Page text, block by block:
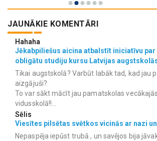
JAUNĀKIE KOMENTĀRI
Hahaha
Jēkabpiliešus aicina atbalstīt iniciatīvu par
obligātu studiju kursu Latvijas
Tikai augstskolā? Varbūt labāk tad, kad jau
aizgājuši?
To var sākt mācīt jau pamatskolas
vidusskolā!!...
Sēlis
Viesītes pilsētas svētkos vicinās ar nazi
Nepaspēja iepūst trubā , un savējos bija